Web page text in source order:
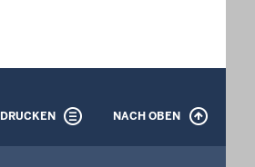
DRUCKEN NACH OBEN